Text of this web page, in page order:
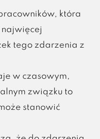
która
najwięcej
tego zdarzenia z
w czasowym,
związku to
stanowić